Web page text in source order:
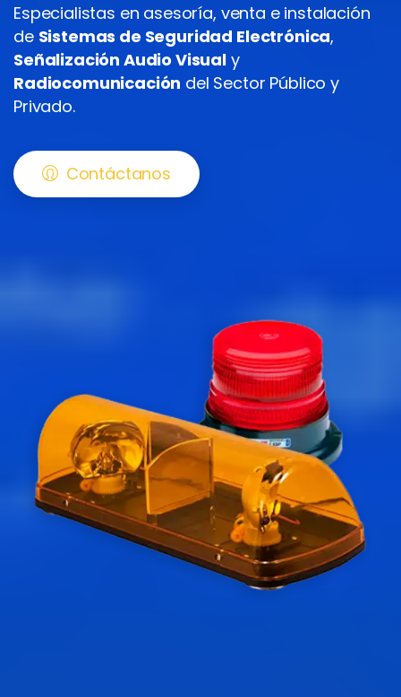
Especialistas en asesoría, venta e instalación
de Sistemas de Seguridad Electrónica,
Señalización Audio Visual y
Radiocomunicación del Sector Público y
Privado.
Contáctanos